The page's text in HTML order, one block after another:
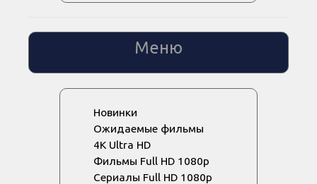
Меню
Новинки
Ожидаемые фильмы
4K Ultra HD
Фильмы Full HD 1080p
Сериалы Full HD 1080p